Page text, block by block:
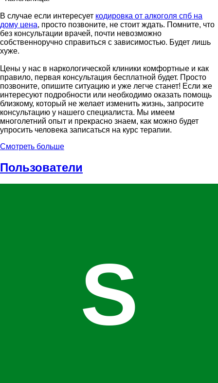
В случае если интересует кодировка от алкоголя спб на
дому цена, просто позвоните, не стоит ждать. Помните, что
без консультации врачей, почти невозможно
собственноручно справиться с зависимостью. Будет лишь
хуже.
Цены у нас в наркологической клиники комфортные и как
правило, первая консультация бесплатной будет. Просто
позвоните, опишите ситуацию и уже легче станет! Если же
интересуют подробности или необходимо оказать помощь
близкому, который не желает изменить жизнь, запросите
консультацию у нашего специалиста. Мы имеем
многолетний опыт и прекрасно знаем, как можно будет
упросить человека записаться на курс терапии.
Смотреть больше
Пользователи
S